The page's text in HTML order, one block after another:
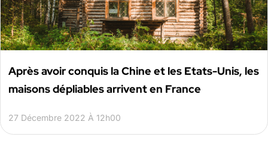
Après avoir conquis la Chine et les Etats-Unis, les
maisons dépliables arrivent en France
27 Décembre 2022 À 12h00